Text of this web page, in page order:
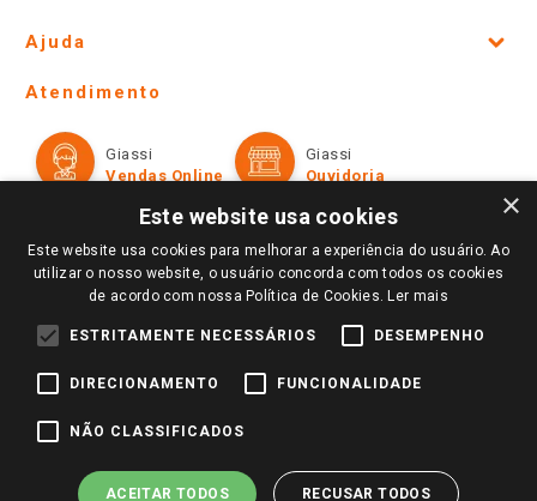
Lojas Físicas e Horários
Ofertas
Televendas
Perguntas frequentes
Trabalhe Conosco
Identidade Visual
Ajuda
Formas de Pagamento
Políticas de entrega
Trocas e Devoluções
Atendimento
Giassi
Vendas Online
Giassi
Ouvidoria
Redes Sociais
Pagamento e Segurança
×
Este website usa cookies
Este website usa cookies para melhorar a experiência do usuário. Ao
utilizar o nosso website, o usuário concorda com todos os cookies
de acordo com nossa Política de Cookies. Ler mais
ESTRITAMENTE NECESSÁRIOS DESEMPENHO
DIRECIONAMENTO FUNCIONALIDADE
NÃO CLASSIFICADOS
ACEITAR TODOS RECUSAR TODOS